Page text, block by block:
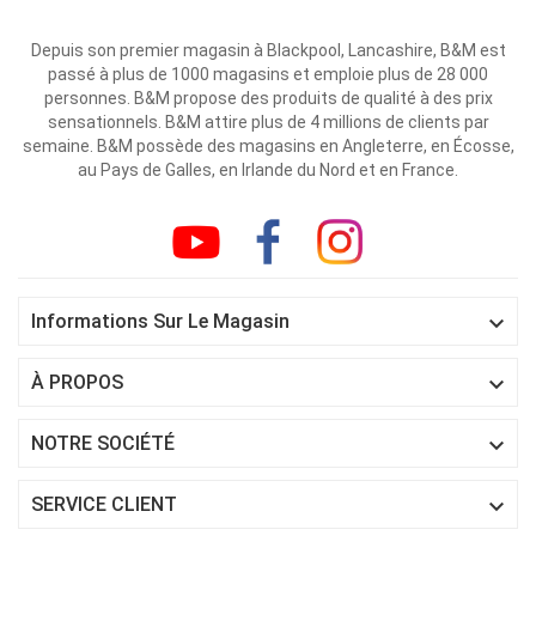
Depuis son premier magasin à Blackpool, Lancashire, B&M est
passé à plus de 1000 magasins et emploie plus de 28 000
personnes. B&M propose des produits de qualité à des prix
sensationnels. B&M attire plus de 4 millions de clients par
semaine. B&M possède des magasins en Angleterre, en Écosse,
au Pays de Galles, en Irlande du Nord et en France.
Informations Sur Le Magasin 
À PROPOS 
NOTRE SOCIÉTÉ 
SERVICE CLIENT 